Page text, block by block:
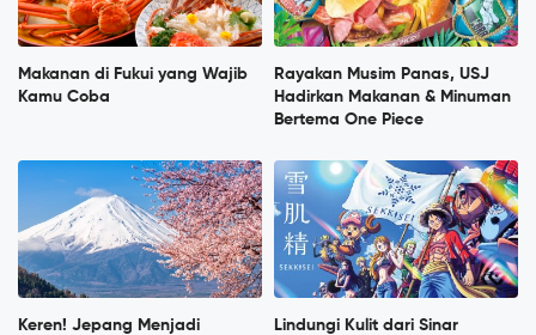
Makanan di Fukui yang Wajib
Kamu Coba
Rayakan Musim Panas, USJ
Hadirkan Makanan & Minuman
Bertema One Piece
Keren! Jepang Menjadi
Lindungi Kulit dari Sinar